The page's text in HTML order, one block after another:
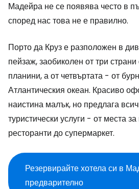
Мадейра не се появява често в
според нас това не е правилно.
Порто да Круз е разположен в
пейзаж, заобиколен от три
планини, а от четвъртата - от
Атлантическия океан. Красиво
наистина малък, но предлага
туристически услуги - от места
ресторанти до супермаркет.
Резервирайте хотела си в
предварително